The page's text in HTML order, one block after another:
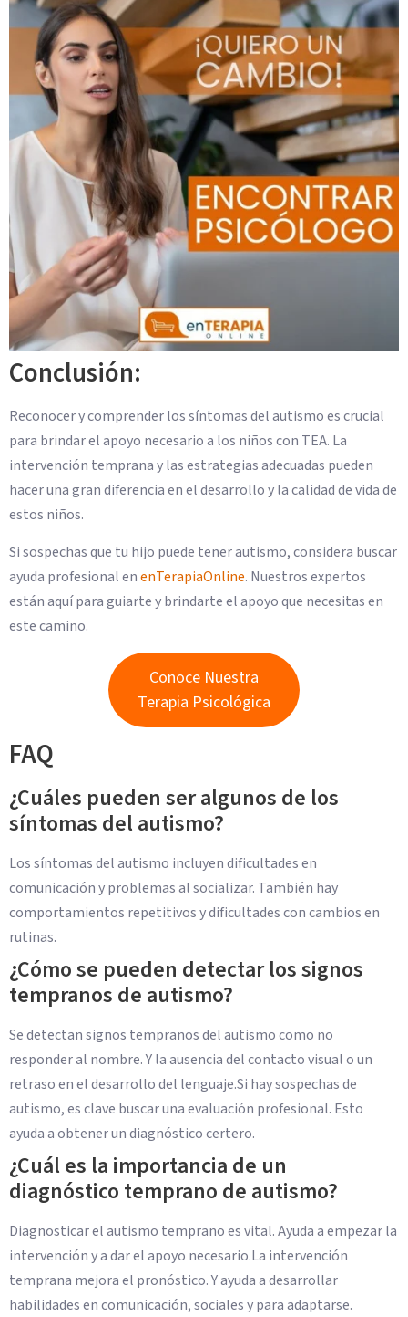
Conclusión:
Reconocer y comprender los síntomas del autismo es crucial
para brindar el apoyo necesario a los niños con TEA. La
intervención temprana y las estrategias adecuadas pueden
hacer una gran diferencia en el desarrollo y la calidad de vida de
estos niños.
Si sospechas que tu hijo puede tener autismo, considera buscar
ayuda profesional enenTerapiaOnline. Nuestros expertos
están aquí para guiarte y brindarte el apoyo que necesitas en
este camino.
Conoce Nuestra
Terapia Psicológica
FAQ
¿Cuáles pueden ser algunos de los
síntomas del autismo?
Los síntomas del autismo incluyen dificultades en
comunicación y problemas al socializar. También hay
comportamientos repetitivos y dificultades con cambios en
rutinas.
¿Cómo se pueden detectar los signos
tempranos de autismo?
Se detectan signos tempranos del autismo como no
responder al nombre. Y la ausencia del contacto visual o un
retraso en el desarrollo del lenguaje.Si hay sospechas de
autismo, es clave buscar una evaluación profesional. Esto
ayuda a obtener un diagnóstico certero.
¿Cuál es la importancia de un
diagnóstico temprano de autismo?
Diagnosticar el autismo temprano es vital. Ayuda a empezar la
intervención y a dar el apoyo necesario.La intervención
temprana mejora el pronóstico. Y ayuda a desarrollar
habilidades en comunicación, sociales y para adaptarse.